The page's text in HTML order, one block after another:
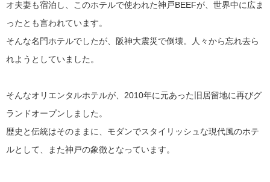
オ夫妻も宿泊し、このホテルで使われた神戸BEEFが、世界中に広ま
ったとも言われています。
そんな名門ホテルでしたが、阪神大震災で倒壊。人々から忘れ去ら
れようとしていました。
そんなオリエンタルホテルが、2010年に元あった旧居留地に再びグ
ランドオープンしました。
歴史と伝統はそのままに、モダンでスタイリッシュな現代風のホテ
ルとして、また神戸の象徴となっています。